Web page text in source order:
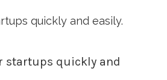
quickly and easily.
startups quickly and